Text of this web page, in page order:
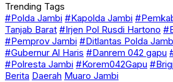
Trending Tags
#Polda Jambi #Kapolda Jambi
Tanjab Barat #Irjen Pol Rusdi Hartono
#Pemprov Jambi #Ditlantas Polda
#Gubernur Al Haris #Danrem 042 gapu
#Polresta Jambi #Korem042Gapu
Berita Daerah Muaro Jambi